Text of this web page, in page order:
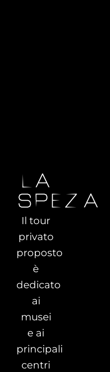
la
spezia
Il tour
privato
proposto
è
dedicato
ai
musei
e ai
principali
centri